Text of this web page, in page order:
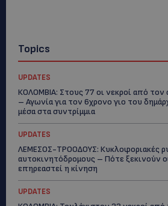
Topics
UPDATES
ΚΟΛΟΜΒΙΑ: Στους 77 οι νεκροί από τον
– Αγωνία για τον 6χρονο γιο του
μέσα στα συντρίμμια
UPDATES
ΛΕΜΕΣΟΣ-ΤΡΟΟΔΟΥΣ: Κυκλοφοριακές
αυτοκινητόδρομους – Πότε ξεκινούν
επηρεαστεί η κίνηση
UPDATES